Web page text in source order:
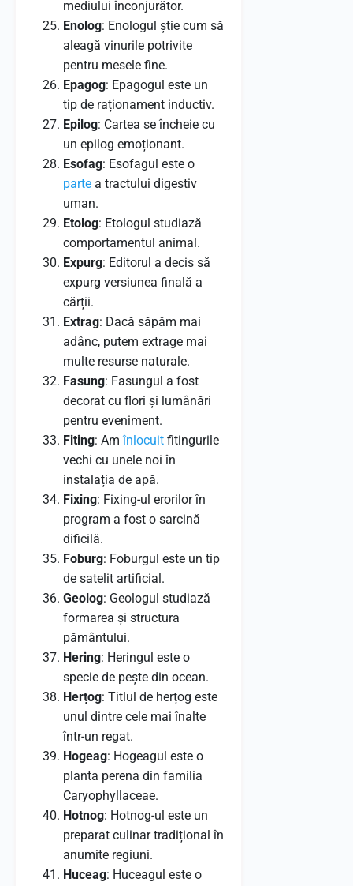
mediului înconjurător.
Enolog: Enologul știe cum să
aleagă vinurile potrivite
pentru mesele fine.
Epagog: Epagogul este un
tip de raționament inductiv.
Epilog: Cartea se încheie cu
un epilog emoționant.
Esofag: Esofagul este o
parte a tractului digestiv
uman.
Etolog: Etologul studiază
comportamentul animal.
Expurg: Editorul a decis să
expurg versiunea finală a
cărții.
Extrag: Dacă săpăm mai
adânc, putem extrage mai
multe resurse naturale.
Fasung: Fasungul a fost
decorat cu flori și lumânări
pentru eveniment.
Fiting: Amînlocuit fitingurile
vechi cu unele noi în
instalația de apă.
Fixing: Fixing-ul erorilor în
program a fost o sarcină
dificilă.
Foburg: Foburgul este un tip
de satelit artificial.
Geolog: Geologul studiază
formarea și structura
pământului.
Hering: Heringul este o
specie de pește din ocean.
Herțog: Titlul de herțog este
unul dintre cele mai înalte
într-un regat.
Hogeag: Hogeagul este o
planta perena din familia
Caryophyllaceae.
Hotnog: Hotnog-ul este un
preparat culinar tradițional în
anumite regiuni.
Huceag: Huceagul este o